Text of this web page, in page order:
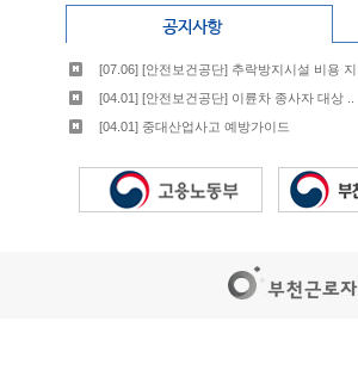
[07.06] [안전보건공단] 추락방지시설 비용 지..
[04.01] [안전보건공단] 이륜차 종사자 대상 ..
[04.01] 중대산업사고 예방가이드